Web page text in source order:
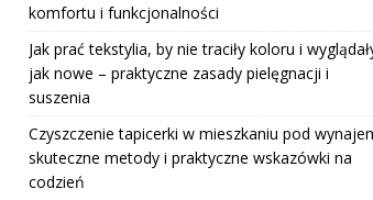
komfortu i funkcjonalności
Jak prać tekstylia, by nie traciły koloru i
jak nowe – praktyczne zasady pielęgnacji i
suszenia
Czyszczenie tapicerki w mieszkaniu pod
skuteczne metody i praktyczne wskazówki na
codzień